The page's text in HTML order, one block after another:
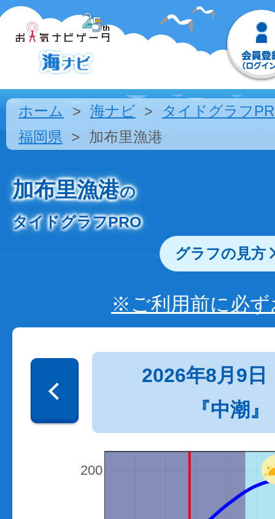
ホーム 海ナビ
タイドグラフ
福岡県
加布里漁港
加布里漁港の
タイドグラフPRO
グラフの見方
※ご利用前に必
2026年8月9日
『中潮』
200